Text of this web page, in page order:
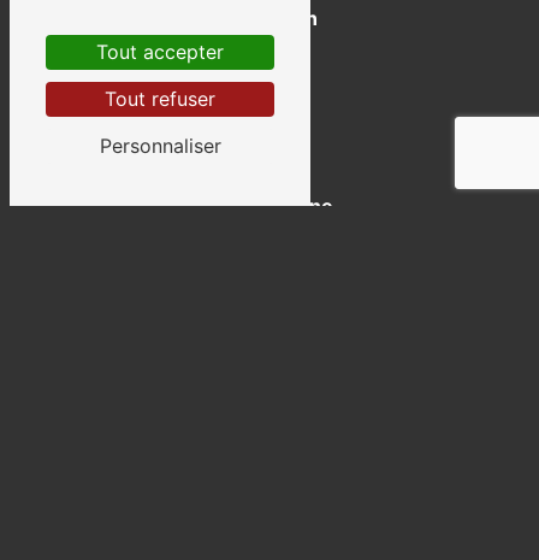
Saint-Quentin
Sainte-Catherine
Tout accepter
Tout refuser
Personnaliser